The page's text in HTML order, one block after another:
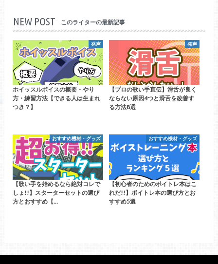
NEW POST このライターの最新記事
発声
ホイッスルボイスの概要・やり
方・練習方法【できる人は生まれ
つき？】
発声
【プロの歌い手直伝】滑舌が良く
ならない原因4つと滑舌を改善す
る方法8選
おすすめ機材・グッズ
【歌い手を始めるなら絶対コレで
しょ!!】スターターセットの選び
方とおすすめ【…
おすすめ機材・グッズ
【初心者のためのボイトレ本はこ
れだ!!】ボイトレ本の選び方とお
すすめ5選